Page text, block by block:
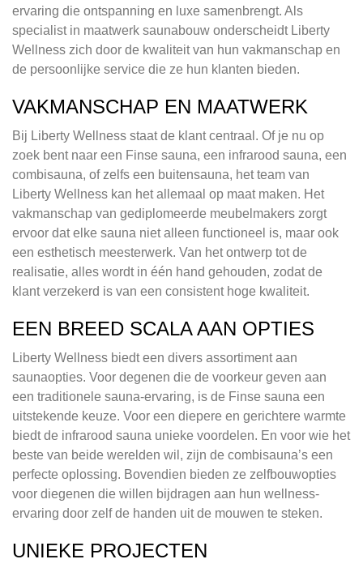
ervaring die ontspanning en luxe samenbrengt. Als
specialist in maatwerk saunabouw onderscheidt Liberty
Wellness zich door de kwaliteit van hun vakmanschap en
de persoonlijke service die ze hun klanten bieden.
VAKMANSCHAP EN MAATWERK
Bij Liberty Wellness staat de klant centraal. Of je nu op
zoek bent naar een Finse sauna, een infrarood sauna, een
combisauna, of zelfs een buitensauna, het team van
Liberty Wellness kan het allemaal op maat maken. Het
vakmanschap van gediplomeerde meubelmakers zorgt
ervoor dat elke sauna niet alleen functioneel is, maar ook
een esthetisch meesterwerk. Van het ontwerp tot de
realisatie, alles wordt in één hand gehouden, zodat de
klant verzekerd is van een consistent hoge kwaliteit.
EEN BREED SCALA AAN OPTIES
Liberty Wellness biedt een divers assortiment aan
saunaopties. Voor degenen die de voorkeur geven aan
een traditionele sauna-ervaring, is de Finse sauna een
uitstekende keuze. Voor een diepere en gerichtere warmte
biedt de infrarood sauna unieke voordelen. En voor wie het
beste van beide werelden wil, zijn de combisauna’s een
perfecte oplossing. Bovendien bieden ze zelfbouwopties
voor diegenen die willen bijdragen aan hun wellness-
ervaring door zelf de handen uit de mouwen te steken.
UNIEKE PROJECTEN